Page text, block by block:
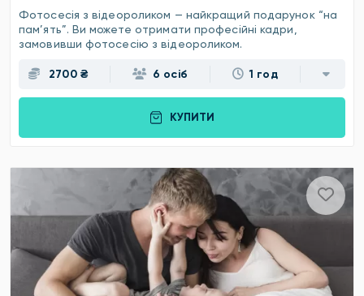
Фотосесія з відеороликом — найкращий подарунок “на
пам’ять”. Ви можете отримати професійні кадри,
замовивши фотосесію з відеороликом.
2700 ₴ 6 осіб 1 год
КУПИТИ